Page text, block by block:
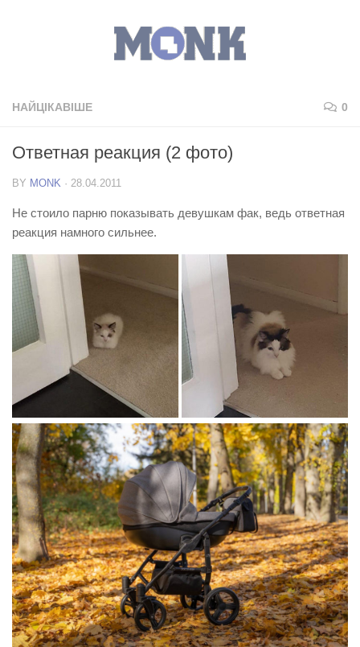
НАЙЦІКАВІШЕ 0
Ответная реакция (2 фото)
BY MONK · 28.04.2011
Не стоило парню показывать девушкам фак, ведь ответная
реакция намного сильнее.